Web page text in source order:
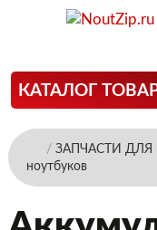
КАТАЛОГ
/ ЗАПЧАСТИ ДЛЯ
ноутбуков